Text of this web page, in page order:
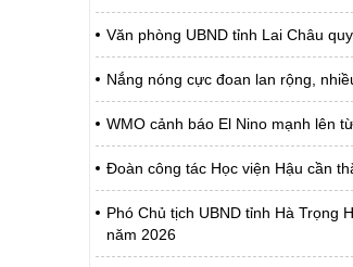
Văn phòng UBND tỉnh Lai Châu
Nắng nóng cực đoan lan rộng,
WMO cảnh báo El Nino mạnh lên
Đoàn công tác Học viện Hậu cần
Phó Chủ tịch UBND tỉnh Hà Trọng
năm 2026